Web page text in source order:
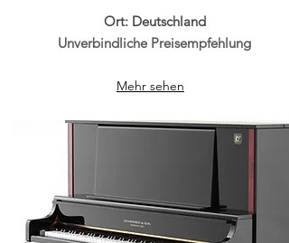
Ort: Deutschland
Unverbindliche Preisempfehlung
Mehr sehen